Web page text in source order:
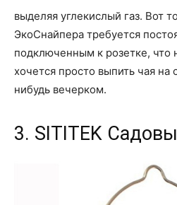
выделяя углекислый газ. Вот
ЭкоСнайпера требуется
подключенным к розетке, что
хочется просто выпить чая на
нибудь вечерком.
3. SITITEK